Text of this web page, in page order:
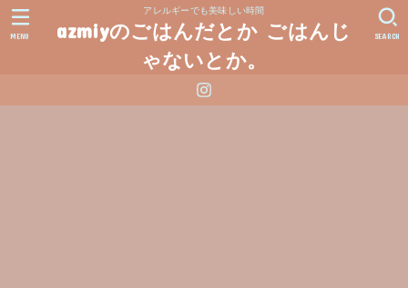
アレルギーでも美味しい時間
azmiyのごはんだとか ごはんじ
ゃないとか。
SEARCH
MENU